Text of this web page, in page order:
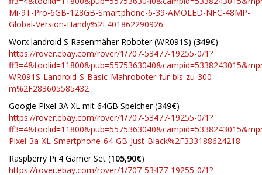
Mi-9T-Pro-6GB-128GB-Smartphone-6-39-AMOLED-NFC-48MP-
Global-Version-Handy%2F401862290926
Worx landroid S Rasenmäher Roboter (WR091S) (349€)
https://rover.ebay.com/rover/1/707-53477-19255-0/1?
WR091S-Landroid-S-Basic-Mahroboter-fur-bis-zu-300-
m%2F283605585432
Google Pixel 3A XL mit 64GB Speicher (349€)
https://rover.ebay.com/rover/1/707-53477-19255-0/1?
Pixel-3a-XL-Smartphone-64-GB-Just-Black%2F333188624218
Raspberry Pi 4 Gamer Set (105,90€)
https://rover.ebay.com/rover/1/707-53477-19255-0/1?